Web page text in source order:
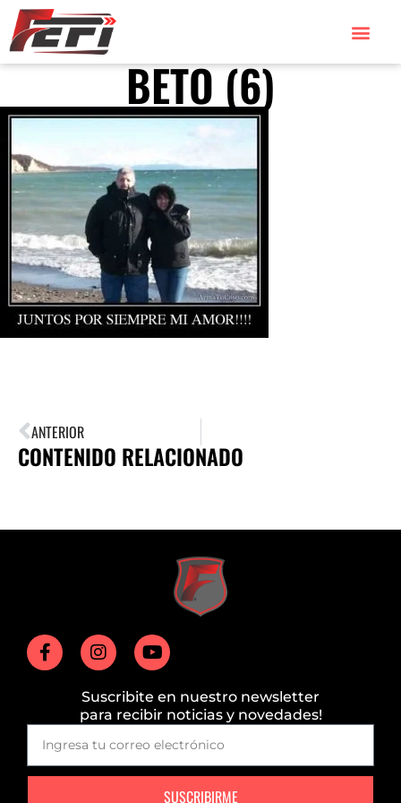
BETO (6)
ANTERIOR
CONTENIDO RELACIONADO
Suscribite en nuestro newsletter
para recibir noticias y novedades!
SUSCRIBIRME